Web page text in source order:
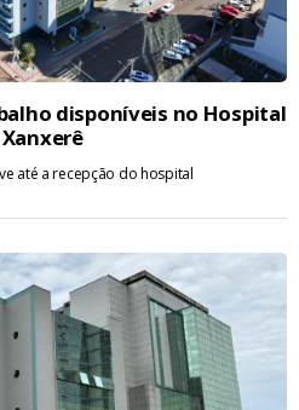
disponíveis no Hospital
até a recepção do hospital